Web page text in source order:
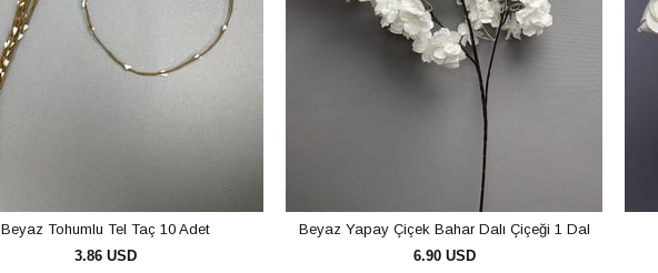
Beyaz Tohumlu Tel Taç 10 Adet
3.86 USD
Beyaz Yapay Çiçek Bahar Dalı Çiçeği 1 Dal
6.90 USD